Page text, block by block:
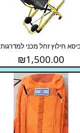
חילוץ זחל מכני למדרגות
Price
₪1,500.00